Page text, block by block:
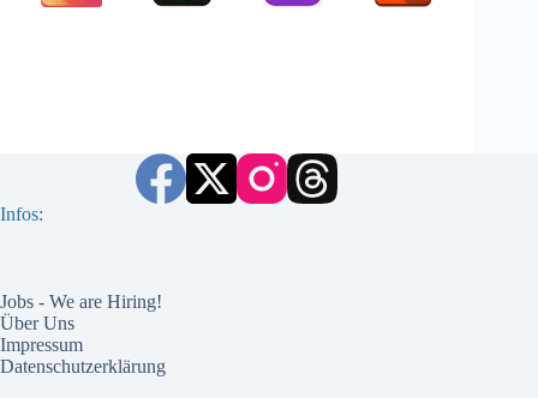
Infos:
Jobs - We are Hiring!
Über Uns
Impressum
Datenschutzerklärung